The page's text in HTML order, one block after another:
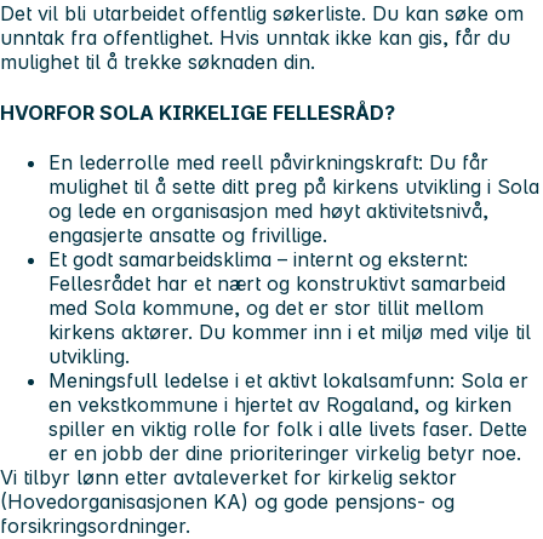
Det vil bli utarbeidet offentlig søkerliste. Du kan søke om
unntak fra offentlighet. Hvis unntak ikke kan gis, får du
mulighet til å trekke søknaden din.
HVORFOR SOLA KIRKELIGE FELLESRÅD?
En lederrolle med reell påvirkningskraft: Du får
mulighet til å sette ditt preg på kirkens utvikling i Sola
og lede en organisasjon med høyt aktivitetsnivå,
engasjerte ansatte og frivillige.
Et godt samarbeidsklima – internt og eksternt:
Fellesrådet har et nært og konstruktivt samarbeid
med Sola kommune, og det er stor tillit mellom
kirkens aktører. Du kommer inn i et miljø med vilje til
utvikling.
Meningsfull ledelse i et aktivt lokalsamfunn: Sola er
en vekstkommune i hjertet av Rogaland, og kirken
spiller en viktig rolle for folk i alle livets faser. Dette
er en jobb der dine prioriteringer virkelig betyr noe.
Vi tilbyr lønn etter avtaleverket for kirkelig sektor
(Hovedorganisasjonen KA) og gode pensjons- og
forsikringsordninger.